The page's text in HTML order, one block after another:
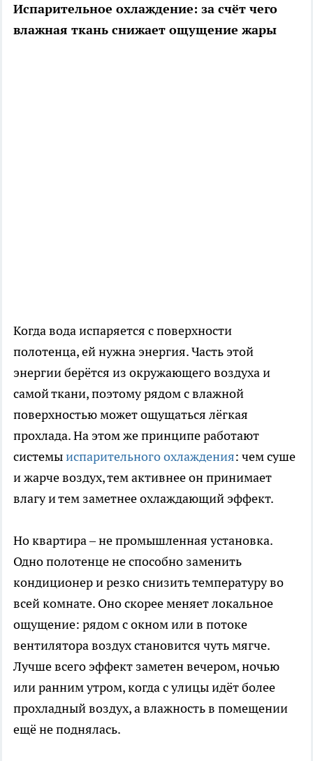
Испарительное охлаждение: за счёт чего
влажная ткань снижает ощущение жары
Когда вода испаряется с поверхности
полотенца, ей нужна энергия. Часть этой
энергии берётся из окружающего воздуха и
самой ткани, поэтому рядом с влажной
поверхностью может ощущаться лёгкая
прохлада. На этом же принципе работают
системыиспарительного охлаждения: чем суше
и жарче воздух, тем активнее он принимает
влагу и тем заметнее охлаждающий эффект.
Но квартира – не промышленная установка.
Одно полотенце не способно заменить
кондиционер и резко снизить температуру во
всей комнате. Оно скорее меняет локальное
ощущение: рядом с окном или в потоке
вентилятора воздух становится чуть мягче.
Лучше всего эффект заметен вечером, ночью
или ранним утром, когда с улицы идёт более
прохладный воздух, а влажность в помещении
ещё не поднялась.